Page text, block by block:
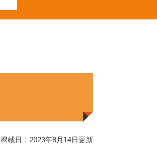
掲載日：2023年8月14日更新